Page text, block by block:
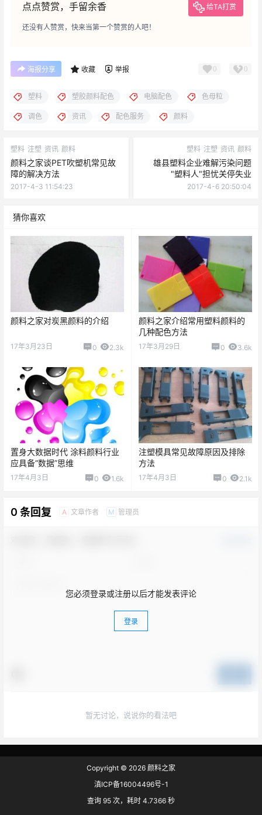
点点赞赏，手留余香 给TA打赏
还没有人赞赏，快来当第一个赞赏的人吧！
海报分享 收藏 举报 0 0
塑料 塑胶颜料配色 电脑配色 色母粒
调色 资讯 配色服务 颜料
塑料 注塑 资讯 颜料
颜料之家谈PET吹塑机常见故
障的解决方法
2017-4-3 11:54:23
塑料 注塑 资讯 颜料
雄县塑料企业难解污染问题
"塑料人"担忧关停失业
2017-4-6 20:50:04
猜你喜欢
颜料之家对炭黑颜料的介绍
17年3月23日 0 2.3k
颜料之家介绍常用塑料颜料的
几种配色方法
17年3月29日 0 3.6k
置身大数据时代 涂料颜料行业
应具备“数据”思维
17年4月3日 0 1.6k
注塑模具常见故障原因及排除
方法
17年4月3日 0 2.1k
0 条回复 A 文章作者 M 管理员
您必须登录或注册以后才能发表评论
登录
暂无讨论，说说你的看法吧
Copyright © 2026 颜料之家
滇ICP备16004496号-1
查询 95 次，耗时 4.7366 秒